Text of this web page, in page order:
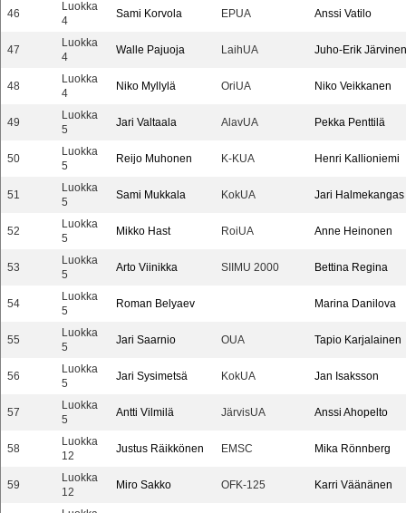
46
Luokka
4
Sami Korvola EPUA Anssi Vatilo
47
Luokka
4
Walle Pajuoja LaihUA Juho-Erik Järvinen
48
Luokka
4
Niko Myllylä OriUA Niko Veikkanen
49
Luokka
5
Jari Valtaala AlavUA Pekka Penttilä
50
Luokka
5
Reijo Muhonen K-KUA Henri Kallioniemi
51
Luokka
5
Sami Mukkala KokUA Jari Halmekangas
52
Luokka
5
Mikko Hast RoiUA Anne Heinonen
53
Luokka
5
Arto Viinikka SIIMU 2000 Bettina Regina
54
Luokka
5
Roman Belyaev Marina Danilova
55
Luokka
5
Jari Saarnio OUA Tapio Karjalainen
56
Luokka
5
Jari Sysimetsä KokUA Jan Isaksson
57
Luokka
5
Antti Vilmilä JärvisUA Anssi Ahopelto
58
Luokka
12
Justus Räikkönen EMSC Mika Rönnberg
59
Luokka
12
Miro Sakko OFK-125 Karri Väänänen